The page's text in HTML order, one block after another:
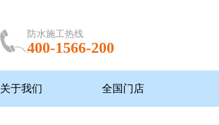
防水施工热线
400-1566-200
关于我们 全国门店